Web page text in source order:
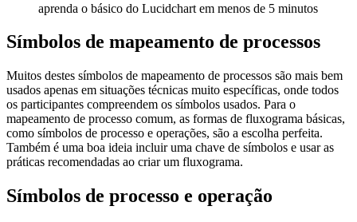
aprenda o básico do Lucidchart em menos de 5 minutos
Símbolos de mapeamento de processos
Muitos destes símbolos de mapeamento de processos são mais bem
usados apenas em situações técnicas muito específicas, onde todos
os participantes compreendem os símbolos usados. Para o
mapeamento de processo comum, as formas de fluxograma básicas,
como símbolos de processo e operações, são a escolha perfeita.
Também é uma boa ideia incluir uma chave de símbolos e usar as
práticas recomendadas ao criar um fluxograma.
Símbolos de processo e operação